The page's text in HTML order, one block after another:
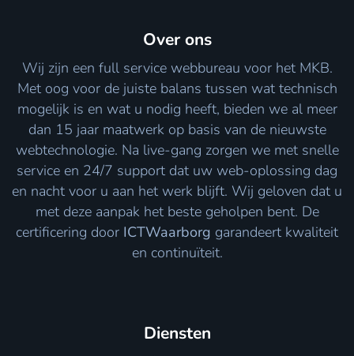
Over ons
Wij zijn een full service webbureau voor het MKB.
Met oog voor de juiste balans tussen wat technisch
mogelijk is en wat u nodig heeft, bieden we al meer
dan 15 jaar maatwerk op basis van de nieuwste
webtechnologie. Na live-gang zorgen we met snelle
service en 24/7 support dat uw web-oplossing dag
en nacht voor u aan het werk blijft. Wij geloven dat u
met deze aanpak het beste geholpen bent. De
certificering door ICTWaarborg garandeert kwaliteit
en continuïteit.
Diensten